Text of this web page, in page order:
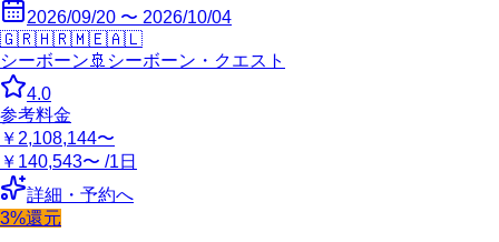
2026/09/20 〜 2026/10/04
🇬🇷🇭🇷🇲🇪🇦🇱
シーボーン 🚢 シーボーン・クエスト
4.0
参考料金
￥2,108,144〜
￥140,543〜 /1日
詳細・予約へ
3%還元